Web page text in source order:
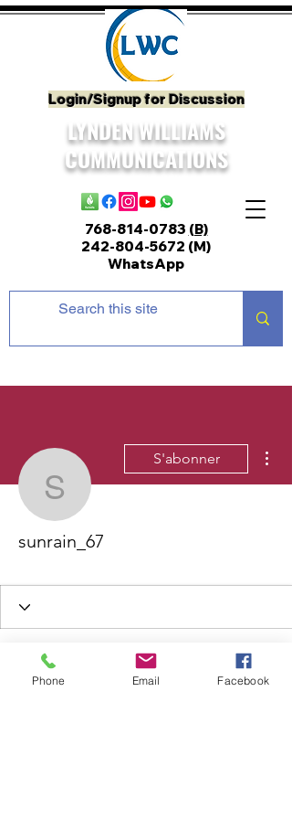
Login/Signup for Discussion
LYNDEN WILLIAMS
COMMUNICATIONS
768-814-0783 (B)
242-804-5672 (M)
WhatsApp
sunrain_67
S'abonner
sunrain_67
Phone Email Facebook